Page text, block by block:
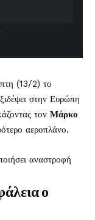
(13/2) το
στην Ευρώπη
τον Μάρκο
αεροπλάνο.
αναστροφή
ο